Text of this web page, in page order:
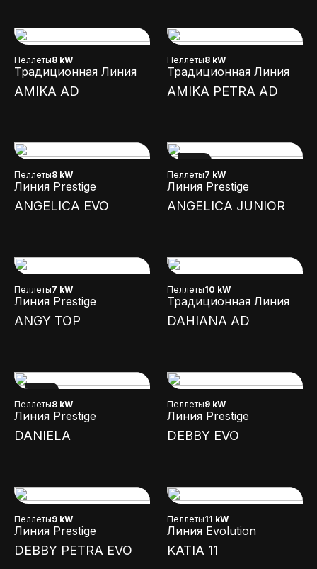
Пеллеты8 kW
Традиционная Линия
AMIKA AD
Пеллеты8 kW
Традиционная Линия
AMIKA PETRA AD
Пеллеты8 kW
Линия Prestige
ANGELICA EVO
Пеллеты7 kW
Линия Prestige
ANGELICA JUNIOR
Пеллеты7 kW
Линия Prestige
ANGY TOP
Пеллеты10 kW
Традиционная Линия
DAHIANA AD
Пеллеты8 kW
Линия Prestige
DANIELA
Пеллеты9 kW
Линия Prestige
DEBBY EVO
Пеллеты9 kW
Линия Prestige
DEBBY PETRA EVO
Пеллеты11 kW
Линия Evolution
KATIA 11